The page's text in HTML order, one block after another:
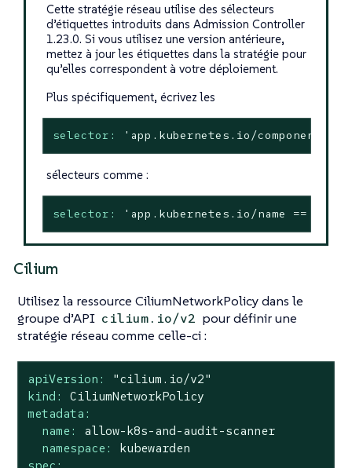
Cette stratégie réseau utilise des sélecteurs
d’étiquettes introduits dans Admission Controller
1.23.0. Si vous utilisez une version antérieure,
mettez à jour les étiquettes dans la stratégie pour
qu’elles correspondent à votre déploiement.
Plus spécifiquement, écrivez les
selector: 'app.kubernetes.io/component
sélecteurs comme :
selector: 'app.kubernetes.io/name ==
Cilium
Utilisez la ressource CiliumNetworkPolicy dans le
groupe d’API cilium.io/v2 pour définir une
stratégie réseau comme celle-ci :
apiVersion:
"cilium.io/v2"
kind:
CiliumNetworkPolicy
metadata:
name:
allow-k8s-and-audit-scanner
namespace:
kubewarden